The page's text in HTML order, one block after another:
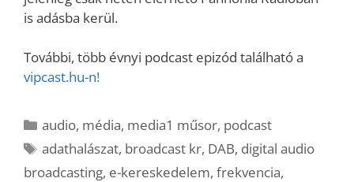
is adásba kerül.
További, több évnyi podcast epizód található a
vipcast.hu-n!
Kategória
audio, média, media1 műsor, podcast
Címkék
adathalászat, broadcast kr, DAB, digital audio
broadcasting, e-kereskedelem, frekvencia,